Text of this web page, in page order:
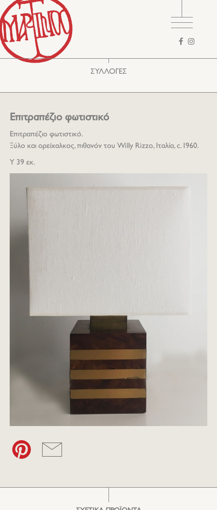
αναζήτησης
ΣΥΛΛΟΓΕΣ
Επιτραπέζιο φωτιστικό
Επιτραπέζιο φωτιστικό.
Ξύλο και ορείχαλκος, πιθανόν του Willy Rizzo, Ιταλία, c. 1960.
Y 39 εκ.